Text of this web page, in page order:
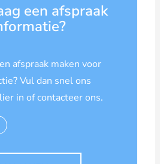
een afspraak
afspraak maken voor
Vul dan snel ons
in of contacteer ons.